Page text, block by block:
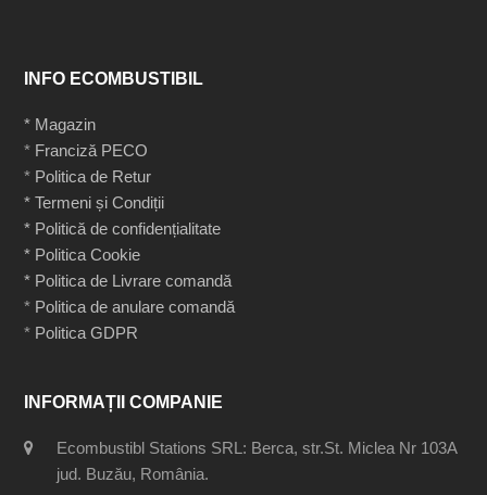
INFO ECOMBUSTIBIL
* Magazin
* Franciză PECO
* Politica de Retur
* Termeni și Condiții
* Politică de confidențialitate
* Politica Cookie
* Politica de Livrare comandă
* Politica de anulare comandă
* Politica GDPR
INFORMAȚII COMPANIE
Ecombustibl Stations SRL: Berca, str.St. Miclea Nr 103A
jud. Buzău, România.